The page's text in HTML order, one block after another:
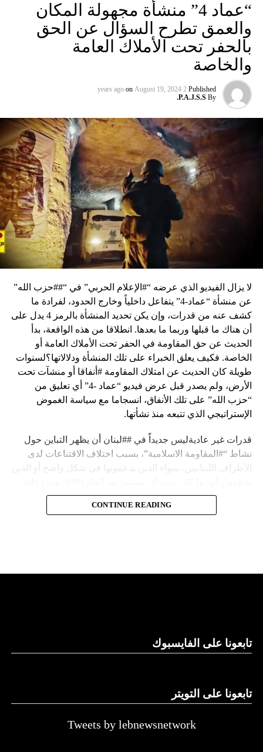
“عماد 4” منشأة مجهولة المكان
والعمق تطرح السؤال عن الحق
بالحفر تحت الأملاك العامة
والخاصة
Published
2 years ago
on August 19, 2024
By
P.A.J.S.S.
لا يزال الفيديو الذي عرضه “#الإعلام الحربي” في “##حزب الله”
عن منشأة “عماد-4” يتفاعل داخلياً وخارج الحدود، لفرادة ما
كشف عنه من قدرات، وإن يكن تحديد المنشأة بالرمز 4 يدل على
أن هناك ما قبلها وربما ما بعدها. انطلاقا من هذه الواقعة، بدأ
الحديث عن حق المقاومة في الحفر تحت الأملاك العامة أو
الخاصة. فكيف يعلق الخبراء على تلك المنشأة ودلالاتها؟لسنوات
طويلة كان الحديث عن امتلاك المقاومة #أنفاقا أو منشآت تحت
الأرض، ولم يصدر قبل عرض فيديو “عماد -4” أي تعليق من
“حزب الله” على تلك الأنفاق، انسجاما مع سياسة الغموض
الإستراتيجي الذي تتبعه منذ نشأتها.
قدرات غير عاديةليس جديداً في ##لبنان أن يظهر التباين حول
نشاط “#المقاومة الاسلامية”، بسبب اختلاف الاقتناعات لدى
الأطراف اللبنانيين، سواء الذين يدعمونها في شكل واضح أو الذين
إلى أن المقاومة ضد الاحتلال الإسرائيلي لم تكن يوماً محط
إجماع داخلي، وإن كانت القوى اللبنانية المؤمنة بالصراع ضد
النهار
CONTINUE READING
تابعونا على الفايسبوك
تابعونا على التويتر
Tweets by lebnewsnetwork